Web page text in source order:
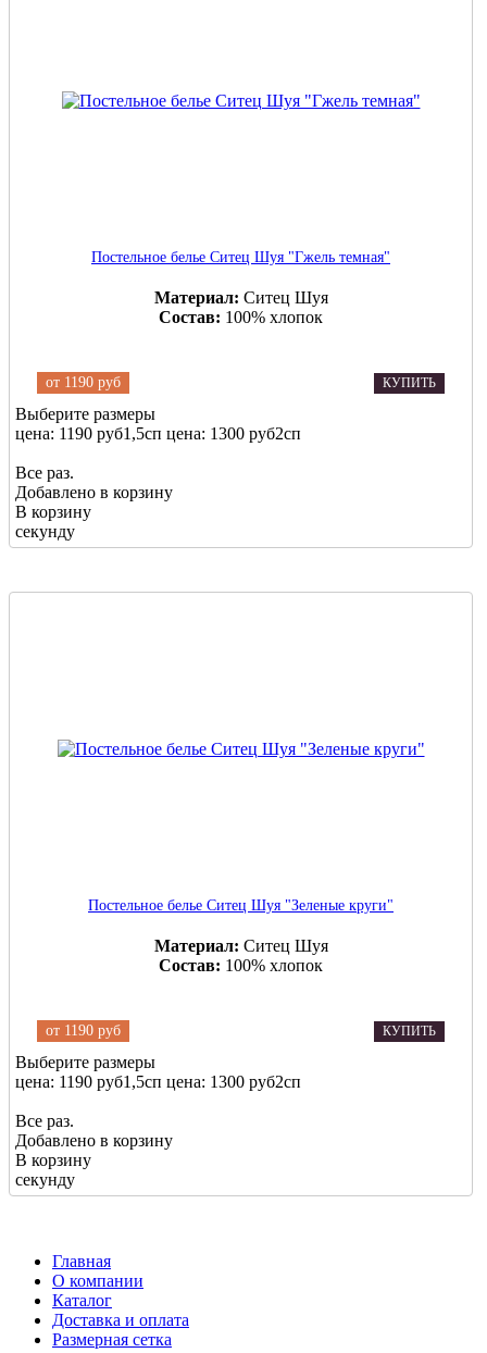
Постельное белье Ситец Шуя "Гжель темная"
Материал: Ситец Шуя
Состав: 100% хлопок
от 1190 руб КУПИТЬ
Выберите размеры
цена: 1190 руб1,5сп цена: 1300 руб2сп
Все раз.
Добавлено в корзину
В корзину
секунду
Постельное белье Ситец Шуя "Зеленые круги"
Материал: Ситец Шуя
Состав: 100% хлопок
от 1190 руб КУПИТЬ
Выберите размеры
цена: 1190 руб1,5сп цена: 1300 руб2сп
Все раз.
Добавлено в корзину
В корзину
секунду
Главная
О компании
Каталог
Доставка и оплата
Размерная сетка